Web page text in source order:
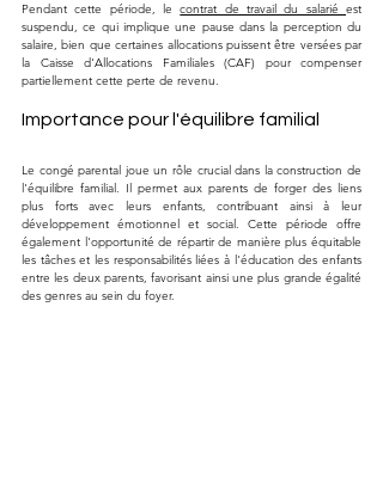
Pendant cette période, le contrat de travail du salarié est
suspendu, ce qui implique une pause dans la perception du
salaire, bien que certaines allocations puissent être versées par
la Caisse d'Allocations Familiales (CAF) pour compenser
partiellement cette perte de revenu.
Importance pour l'équilibre familial
Le congé parental joue un rôle crucial dans la construction de
l'équilibre familial. Il permet aux parents de forger des liens
plus forts avec leurs enfants, contribuant ainsi à leur
développement émotionnel et social. Cette période offre
également l'opportunité de répartir de manière plus équitable
les tâches et les responsabilités liées à l'éducation des enfants
entre les deux parents, favorisant ainsi une plus grande égalité
des genres au sein du foyer.